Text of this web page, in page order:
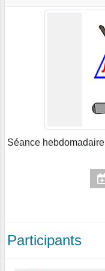
Séance hebdomadaire
Participants